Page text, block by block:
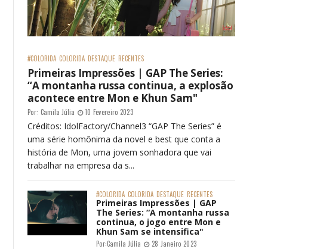
#COLORIDA COLORIDA DESTAQUE RECENTES
Primeiras Impressões | GAP The Series:
“A montanha russa continua, a explosão
acontece entre Mon e Khun Sam"
Por: Camila Júlia 10 Fevereiro 2023
Créditos: IdolFactory/Channel3 “GAP The Series” é
uma série homônima da novel e best que conta a
história de Mon, uma jovem sonhadora que vai
trabalhar na empresa da s...
#COLORIDA COLORIDA DESTAQUE RECENTES
Primeiras Impressões | GAP
The Series: “A montanha russa
continua, o jogo entre Mon e
Khun Sam se intensifica"
Por:Camila Júlia 28 Janeiro 2023